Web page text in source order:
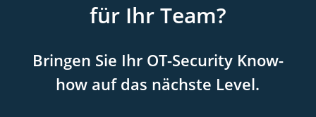
für IhrTeam?
Bringen Sie Ihr OT-Security Know-
how auf das nächste Level.